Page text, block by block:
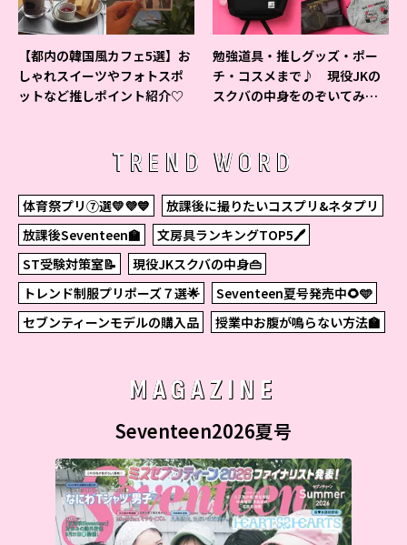
【都内の韓国風カフェ5選】お
しゃれスイーツやフォトスポ
ットなど推しポイント紹介♡
勉強道具・推しグッズ・ポー
チ・コスメまで♪ 現役JKの
スクバの中身をのぞいてみ
TREND WORD
体育祭プリ⑦選💛💜💙
放課後に撮りたいコスプリ&ネタプリ
放課後Seventeen🏫
文房具ランキングTOP5🖊
ST受験対策室📝
現役JKスクバの中身👜
トレンド制服プリポーズ７選🌟
Seventeen夏号発売中🌻🩵
セブンティーンモデルの購入品
授業中お腹が鳴らない方法🏫
MAGAZINE
Seventeen2026夏号